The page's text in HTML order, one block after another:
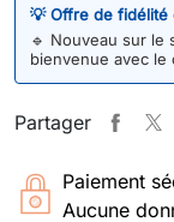
💡 Offre de
🔹 Nouveau sur le
bienvenue avec le
Partager
Paiement
Aucune